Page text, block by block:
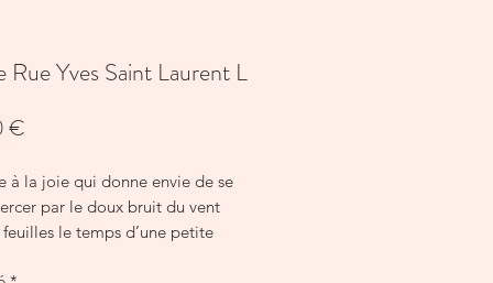
Rue Yves Saint Laurent L
€
à la joie qui donne envie de se
par le doux bruit du vent
feuilles le temps d’une petite